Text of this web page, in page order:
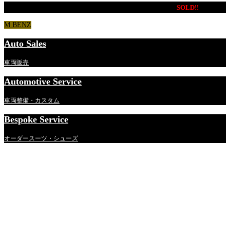
SOLD!!
M.BENZ
Auto Sales
車両販売
Automotive Service
車両整備・カスタム
Bespoke Service
オーダースーツ・シューズ